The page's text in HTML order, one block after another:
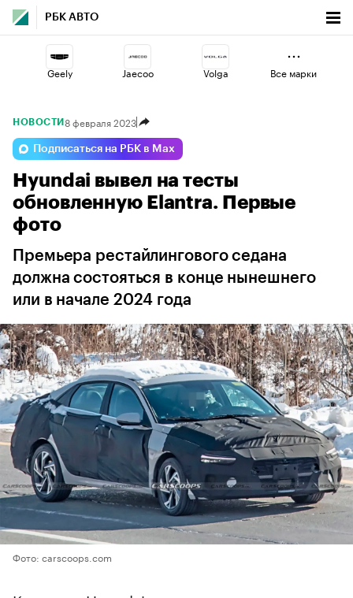
РБК АВТО
Geely Jaecoo Volga
Esteo Omoda
Haval Voyah Lada
Все марки
НОВОСТИ 8 февраля 2023
Подписаться на РБК в Max
Hyundai вывел на тесты
обновленную Elantra. Первые
фото
Премьера рестайлингового седана
должна состояться в конце нынешнего
или в начале 2024 года
Фото: carscoops.com